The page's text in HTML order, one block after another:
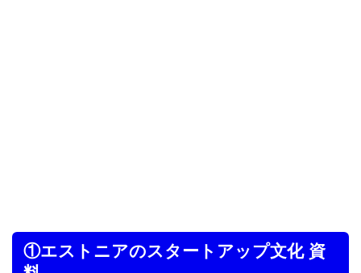
①エストニアのスタートアップ文化 資